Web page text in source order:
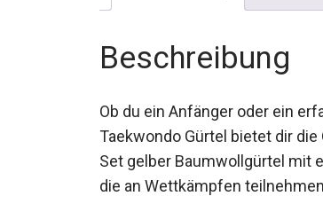
Beschreibung
Ob du ein Anfänger oder ein
Taekwondo Gürtel bietet dir
Set gelber Baumwollgürtel mit
die an Wettkämpfen